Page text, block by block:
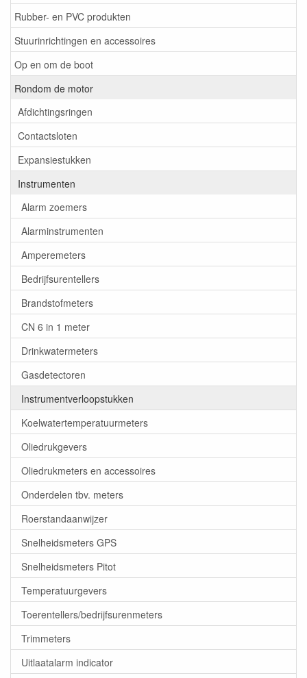
Rubber- en PVC produkten
Stuurinrichtingen en accessoires
Op en om de boot
Rondom de motor
Afdichtingsringen
Contactsloten
Expansiestukken
Instrumenten
Alarm zoemers
Alarminstrumenten
Amperemeters
Bedrijfsurentellers
Brandstofmeters
CN 6 in 1 meter
Drinkwatermeters
Gasdetectoren
Instrumentverloopstukken
Koelwatertemperatuurmeters
Oliedrukgevers
Oliedrukmeters en accessoires
Onderdelen tbv. meters
Roerstandaanwijzer
Snelheidsmeters GPS
Snelheidsmeters Pitot
Temperatuurgevers
Toerentellers/bedrijfsurenmeters
Trimmeters
Uitlaatalarm indicator